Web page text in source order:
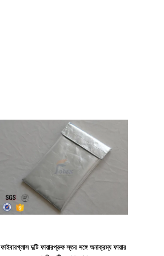
ফাইবারগ্লাস দুটি ফায়ারপ্রুফ স্তর সঙ্গে অনাক্রম্য ফায়ার